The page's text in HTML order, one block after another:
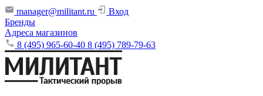
manager@militant.ru
Вход
Бренды
Адреса магазинов
8 (495) 965-60-40 8 (495) 789-79-63